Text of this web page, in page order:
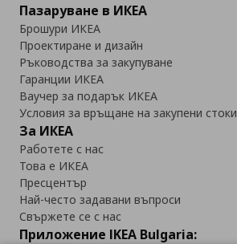
Пазаруване в ИКЕА
Брошури ИКЕА
Проектиране и дизайн
Ръководства за закупуване
Гаранции ИКЕА
Ваучер за подарък ИКЕА
Условия за връщане на закупени стоки
За ИКЕА
Работете с нас
Това е ИКЕА
Пресцентър
Най-често задавани въпроси
Свържете се с нас
Приложение IKEA Bulgaria: